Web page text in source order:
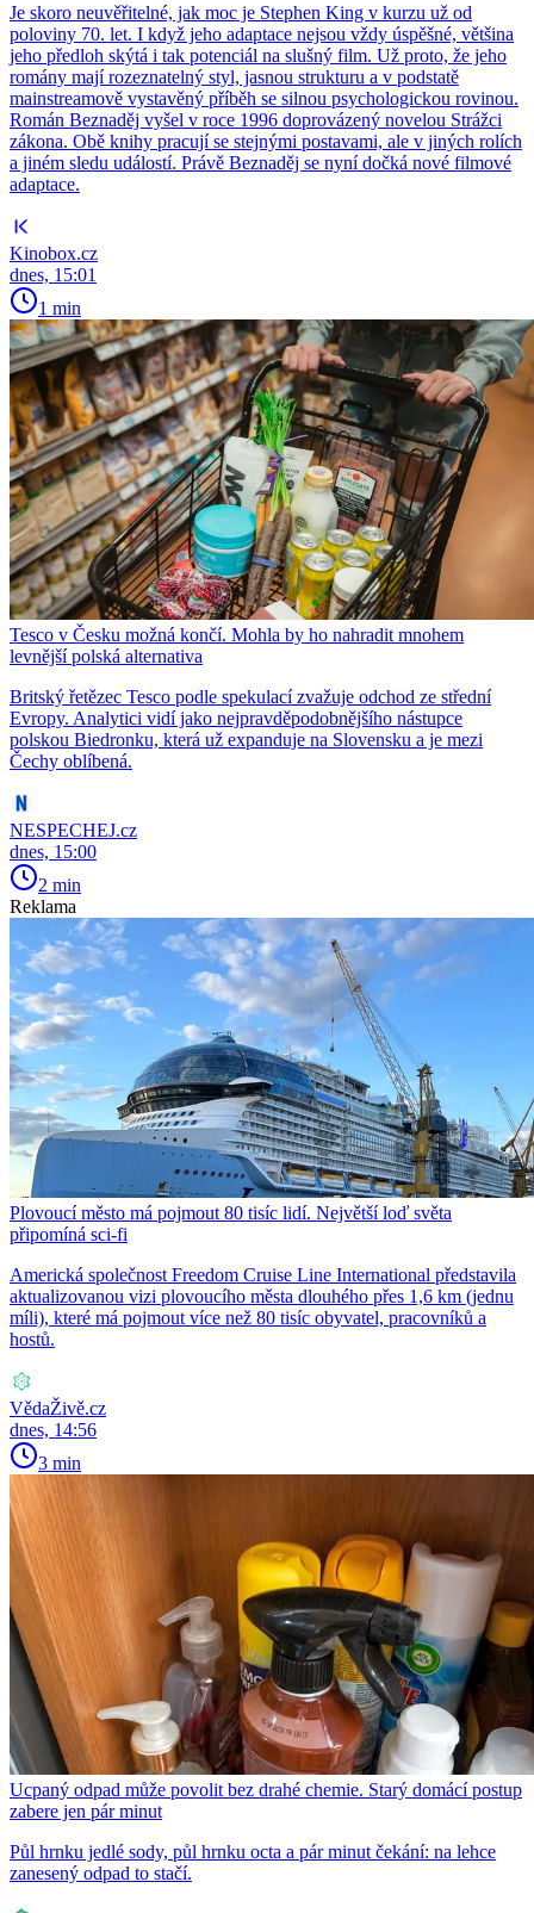
Je skoro neuvěřitelné, jak moc je Stephen King v kurzu už od
poloviny 70. let. I když jeho adaptace nejsou vždy úspěšné, většina
jeho předloh skýtá i tak potenciál na slušný film. Už proto, že jeho
romány mají rozeznatelný styl, jasnou strukturu a v podstatě
mainstreamově vystavěný příběh se silnou psychologickou rovinou.
Román Beznaděj vyšel v roce 1996 doprovázený novelou Strážci
zákona. Obě knihy pracují se stejnými postavami, ale v jiných rolích
a jiném sledu událostí. Právě Beznaděj se nyní dočká nové filmové
adaptace.
Kinobox.cz
dnes, 15:01
1 min
Tesco v Česku možná končí. Mohla by ho nahradit mnohem
levnější polská alternativa
Britský řetězec Tesco podle spekulací zvažuje odchod ze střední
Evropy. Analytici vidí jako nejpravděpodobnějšího nástupce
polskou Biedronku, která už expanduje na Slovensku a je mezi
Čechy oblíbená.
NESPECHEJ.cz
dnes, 15:00
2 min
Reklama
Plovoucí město má pojmout 80 tisíc lidí. Největší loď světa
připomíná sci-fi
Americká společnost Freedom Cruise Line International představila
aktualizovanou vizi plovoucího města dlouhého přes 1,6 km (jednu
míli), které má pojmout více než 80 tisíc obyvatel, pracovníků a
hostů.
VědaŽivě.cz
dnes, 14:56
3 min
Ucpaný odpad může povolit bez drahé chemie. Starý domácí postup
zabere jen pár minut
Půl hrnku jedlé sody, půl hrnku octa a pár minut čekání: na lehce
zanesený odpad to stačí.